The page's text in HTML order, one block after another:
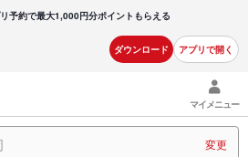
予約で最大1,000円分ポイントもらえる
ダウンロード アプリで開く
マイメニュー
変更